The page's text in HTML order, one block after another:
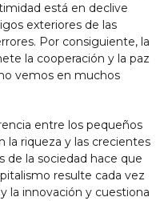
está en declive
exteriores de las
Por consiguiente, la
la cooperación y la paz
vemos en muchos
entre los pequeños
la riqueza y las crecientes
de la sociedad hace que
resulte cada vez
la innovación y cuestiona